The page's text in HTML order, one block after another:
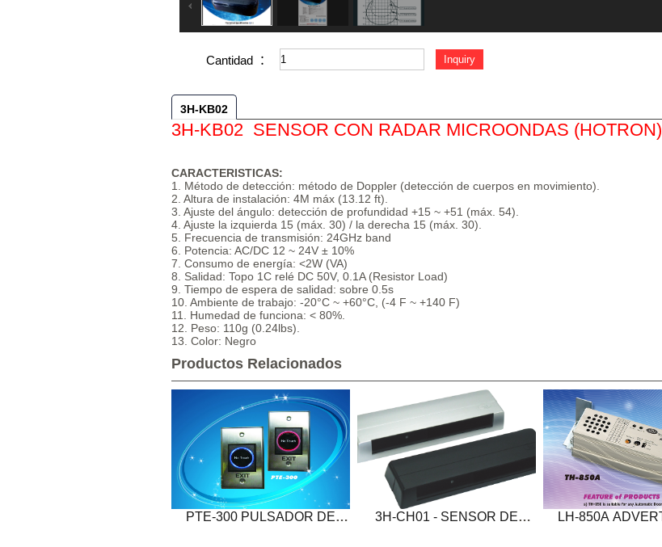
Cantidad ：
3H-KB02
3H-KB02 SENSOR CON RADAR MICROONDAS (HOTRON)
CARACTERISTICAS:
1. Método de detección: método de Doppler (detección de cuerpos en movimiento).
2. Altura de instalación: 4M máx (13.12 ft).
3. Ajuste del ángulo: detección de profundidad +15 ~ +51 (máx. 54).
4. Ajuste la izquierda 15 (máx. 30) / la derecha 15 (máx. 30).
5. Frecuencia de transmisión: 24GHz band
6. Potencia: AC/DC 12 ~ 24V ± 10%
7. Consumo de energía: <2W (VA)
8. Salidad: Topo 1C relé DC 50V, 0.1A (Resistor Load)
9. Tiempo de espera de salidad: sobre 0.5s
10. Ambiente de trabajo: -20°C ~ +60°C, (-4 F ~ +140 F)
11. Humedad de funciona: < 80%.
12. Peso: 110g (0.24lbs).
13. Color: Negro
Productos Relacionados
PTE-300 PULSADOR DE
3H-CH01 - SENSOR DE
LH-850A ADVERTENCIA